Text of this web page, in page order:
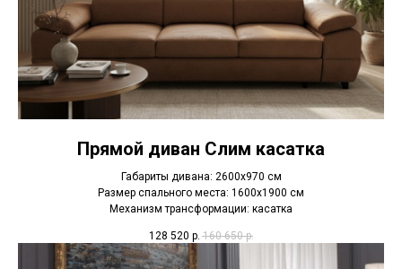
Прямой диван Слим касатка
Габариты дивана: 2600х970 см
Размер спального места: 1600х1900 см
Механизм трансформации: касатка
128 520 р. 160 650 р.